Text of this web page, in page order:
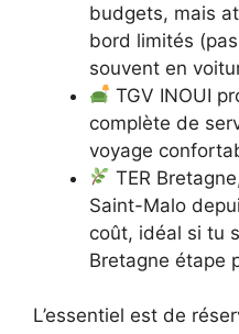
budgets, mais
bord limités
souvent en
TGV INOUI
complète de
voyage
TER
Saint-Malo
coût, idéal si tu
Bretagne étape
L’essentiel est de